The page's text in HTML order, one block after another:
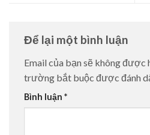
Để lại một bình luận
Email của bạn sẽ không được
trường bắt buộc được đánh
Bình luận *